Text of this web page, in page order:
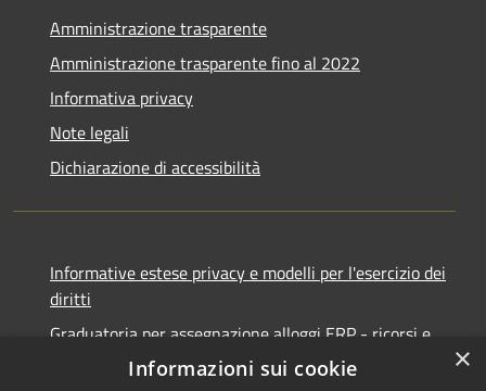
Amministrazione trasparente
Amministrazione trasparente fino al 2022
Informativa privacy
Note legali
Dichiarazione di accessibilità
Informative estese privacy e modelli per l'esercizio dei
diritti
Graduatoria per assegnazione alloggi ERP - ricorsi e
×
Informazioni sui cookie